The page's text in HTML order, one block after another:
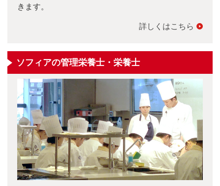
きます。
詳しくはこちら
ソフィアの管理栄養士・栄養士